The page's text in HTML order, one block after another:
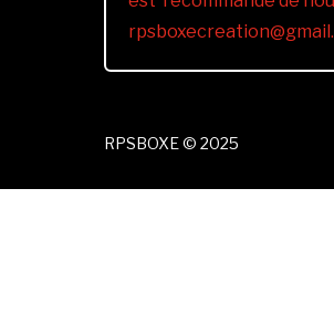
RPSBOXE © 2025